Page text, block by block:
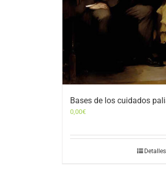
Bases de los cuidados
0,00€
Detalles